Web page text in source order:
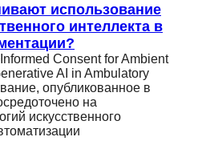
использование
интеллекта в
Consent for Ambient
AI in Ambulatory
опубликованное в
на
искусственного